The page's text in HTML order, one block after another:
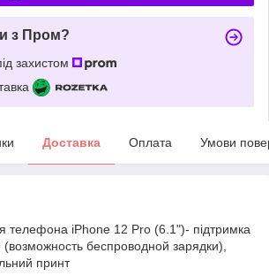
з Пром?
захистом
Доставка Оплата Умови
телефона iPhone 12 Pro (6.1")- підтримка
(возможность беспроводной зарядки),
принт